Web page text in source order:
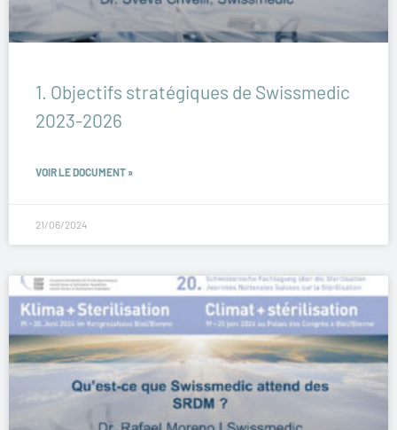
1. Objectifs stratégiques de Swissmedic
2023-2026
VOIR LE DOCUMENT »
21/06/2024